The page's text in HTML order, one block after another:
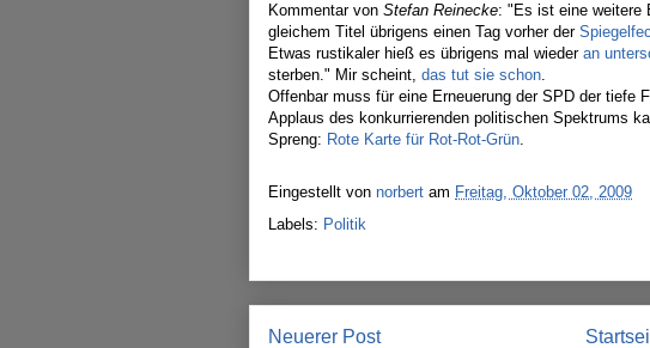
Kommentar von Stefan Reinecke: "Es ist eine weitere
gleichem Titel übrigens einen Tag vorher der
Etwas rustikaler hieß es übrigens mal wieder an
sterben." Mir scheint, das tut sie schon.
Offenbar muss für eine Erneuerung der SPD der tiefe
Applaus des konkurrierenden politischen Spektrums
Spreng: Rote Karte für Rot-Rot-Grün.
Eingestellt von norbert am Freitag, Oktober 02, 2009
Labels: Politik
Neuerer Post